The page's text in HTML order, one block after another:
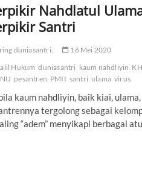
Nahdlatul
Santri
duniasantri.
16 Mei 2020
Hukum duniasantri kaum nahdliyin KH
pesantren PMII santri ulama virus
kaum nahdliyin, baik kiai, ulama,
tergolong sebagai
“adem” menyikapi berbagai